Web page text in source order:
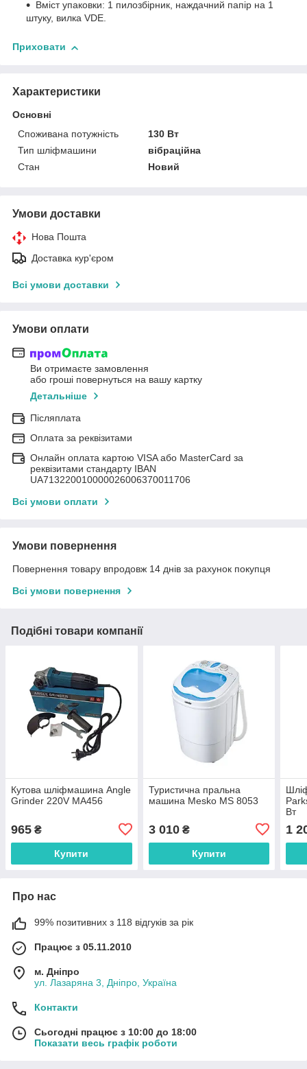
Вміст упаковки: 1 пилозбірник, наждачний папір на 1
штуку, вилка VDE.
Приховати
Характеристики
Основні
Споживана потужність
130 Вт
Тип шліфмашини
вібраційна
Стан
Новий
Умови доставки
Нова Пошта
Доставка кур'єром
Всі умови доставки
Умови оплати
Ви отримаєте замовлення
або гроші повернуться на вашу картку
Детальніше
Післяплата
Оплата за реквізитами
Онлайн оплата картою VISA або MasterCard за
реквізитами стандарту IBAN
UA713220010000026006370011706
Всі умови оплати
Умови повернення
Повернення товару впродовж 14 днів за рахунок покупця
Всі умови повернення
Подібні товари компанії
Кутова шліфмашина Angle
Grinder 220V MA456
965 ₴
Купити
Туристична пральна
машина Mesko MS 8053
3 010₴
Купити
Вт
1
Про нас
99% позитивних з 118 відгуків за рік
Працює з 05.11.2010
м. Дніпро
ул. Лазаряна 3, Дніпро, Україна
Контакти
Сьогодні працює з 10:00 до 18:00
Показати весь графік роботи